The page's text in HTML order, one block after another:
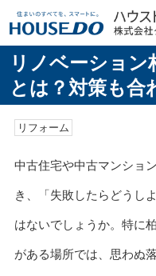
リノベーション
とは？対策も合
リフォーム
中古住宅や中古マンショ
き、「失敗したらどうし
はないでしょうか。特に
がある場所では、思わぬ